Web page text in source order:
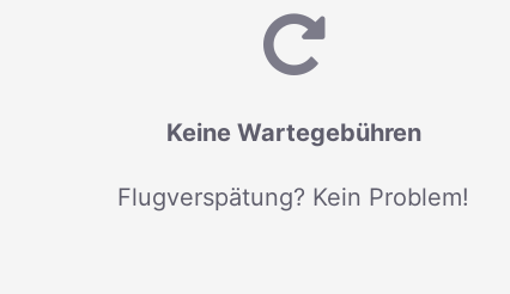
Keine Wartegebühren
Flugverspätung? Kein Problem!